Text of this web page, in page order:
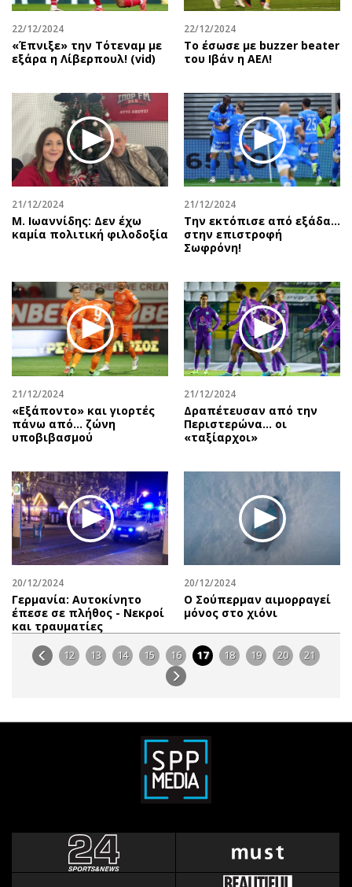
22/12/2024
«Έπνιξε» την Τότεναμ με
εξάρα η Λίβερπουλ! (vid)
22/12/2024
Το έσωσε με buzzer beater
του Ιβάν η ΑΕΛ!
21/12/2024
Μ. Ιωαννίδης: Δεν έχω
καμία πολιτική φιλοδοξία
21/12/2024
Την εκτόπισε από εξάδα…
στην επιστροφή
Σωφρόνη!
21/12/2024
«Εξάποντο» και γιορτές
πάνω από… ζώνη
υποβιβασμού
21/12/2024
Δραπέτευσαν από την
Περιστερώνα… οι
«ταξίαρχοι»
20/12/2024
Γερμανία: Αυτοκίνητο
έπεσε σε πλήθος - Νεκροί
και τραυματίες
20/12/2024
Ο Σούπερμαν αιμορραγεί
μόνος στο χιόνι
12 13 14 15 16 17 18 19 20 21